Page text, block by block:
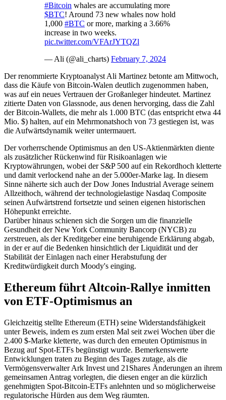
#Bitcoin whales are accumulating more
$BTC! Around 73 new whales now hold
1,000 #BTC or more, marking a 3.66%
increase in two weeks.
pic.twitter.com/VFArJYTQZl
— Ali (@ali_charts) February 7, 2024
Der renommierte Kryptoanalyst Ali Martinez betonte am Mittwoch,
dass die Käufe von Bitcoin-Walen deutlich zugenommen haben,
was auf ein neues Vertrauen der Großanleger hindeutet. Martinez
zitierte Daten von Glassnode, aus denen hervorging, dass die Zahl
der Bitcoin-Wallets, die mehr als 1.000 BTC (das entspricht etwa 44
Mio. $) halten, auf ein Mehrmonatshoch von 73 gestiegen ist, was
die Aufwärtsdynamik weiter untermauert.
Der vorherrschende Optimismus an den US-Aktienmärkten diente
als zusätzlicher Rückenwind für Risikoanlagen wie
Kryptowährungen, wobei der S&P 500 auf ein Rekordhoch kletterte
und damit verlockend nahe an der 5.000er-Marke lag. In diesem
Sinne näherte sich auch der Dow Jones Industrial Average seinem
Allzeithoch, während der technologielastige Nasdaq Composite
seinen Aufwärtstrend fortsetzte und seinen eigenen historischen
Höhepunkt erreichte.
Darüber hinaus schienen sich die Sorgen um die finanzielle
Gesundheit der New York Community Bancorp (NYCB) zu
zerstreuen, als der Kreditgeber eine beruhigende Erklärung abgab,
in der er auf die Bedenken hinsichtlich der Liquidität und der
Stabilität der Einlagen nach einer Herabstufung der
Kreditwürdigkeit durch Moody's einging.
Ethereum führt Altcoin-Rallye inmitten
von ETF-Optimismus an
Gleichzeitig stellte Ethereum (ETH) seine Widerstandsfähigkeit
unter Beweis, indem es zum ersten Mal seit zwei Wochen über die
2.400 $-Marke kletterte, was durch den erneuten Optimismus in
Bezug auf Spot-ETFs begünstigt wurde. Bemerkenswerte
Entwicklungen traten zu Beginn des Tages zutage, als die
Vermögensverwalter Ark Invest und 21Shares Änderungen an ihrem
gemeinsamen Antrag vorlegten, die diesen enger an die kürzlich
genehmigten Spot-Bitcoin-ETFs anlehnten und so möglicherweise
regulatorische Hürden aus dem Weg räumten.